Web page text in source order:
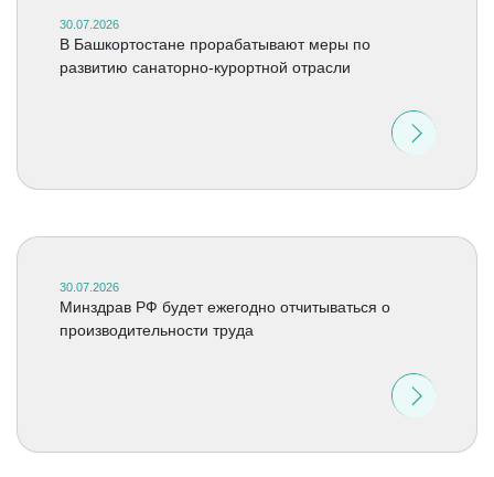
30.07.2026
В Башкортостане прорабатывают меры по
развитию санаторно-курортной отрасли
30.07.2026
Минздрав РФ будет ежегодно отчитываться о
производительности труда